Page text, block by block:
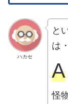
ハカセ
と
は
A
怪